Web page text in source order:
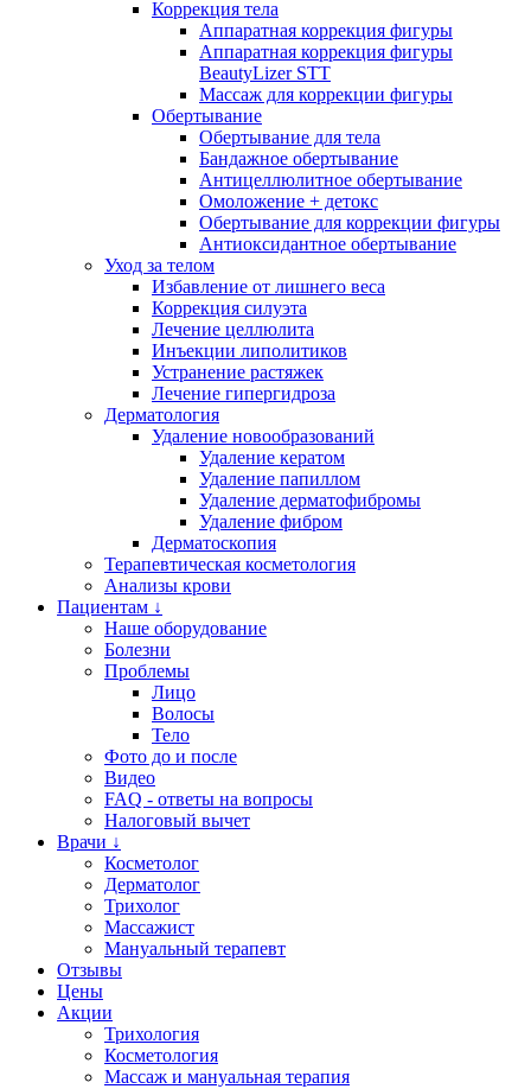
Коррекция тела
Аппаратная коррекция фигуры
Аппаратная коррекция фигуры
BeautyLizer STT
Массаж для коррекции фигуры
Обертывание
Обертывание для тела
Бандажное обертывание
Антицеллюлитное обертывание
Омоложение + детокс
Обертывание для коррекции фигуры
Антиоксидантное обертывание
Уход за телом
Избавление от лишнего веса
Коррекция силуэта
Лечение целлюлита
Инъекции липолитиков
Устранение растяжек
Лечение гипергидроза
Дерматология
Удаление новообразований
Удаление кератом
Удаление папиллом
Удаление дерматофибромы
Удаление фибром
Дерматоскопия
Терапевтическая косметология
Анализы крови
Пациентам ↓
Наше оборудование
Болезни
Проблемы
Лицо
Волосы
Тело
Фото до и после
Видео
FAQ - ответы на вопросы
Налоговый вычет
Врачи ↓
Косметолог
Дерматолог
Трихолог
Массажист
Мануальный терапевт
Отзывы
Цены
Акции
Трихология
Косметология
Массаж и мануальная терапия